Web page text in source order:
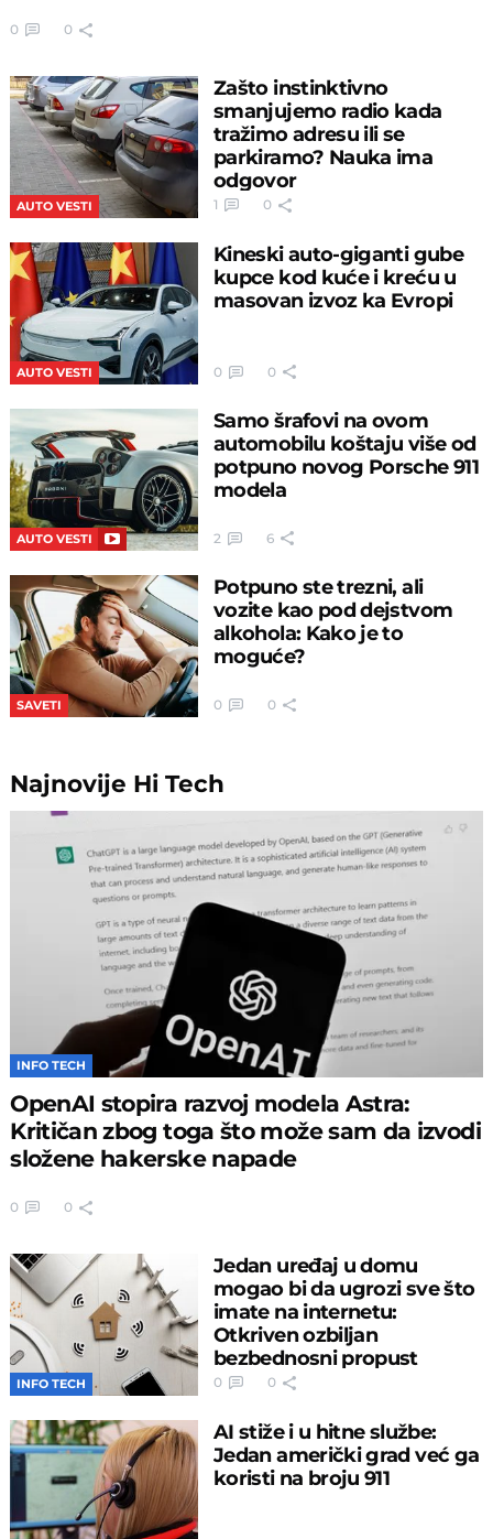
0 0
AUTO VESTI
Zašto instinktivno
smanjujemo radio kada
tražimo adresu ili se
parkiramo? Nauka ima
odgovor
1 0
AUTO VESTI
Kineski auto-giganti gube
kupce kod kuće i kreću u
masovan izvoz ka Evropi
0 0
AUTO VESTI
Samo šrafovi na ovom
automobilu koštaju više od
potpuno novog Porsche 911
modela
2 6
SAVETI
Potpuno ste trezni, ali
vozite kao pod dejstvom
alkohola: Kako je to
moguće?
0 0
Najnovije Hi Tech
INFO TECH
OpenAI stopira razvoj modela Astra:
Kritičan zbog toga što može sam da izvodi
složene hakerske napade
0 0
INFO TECH
Jedan uređaj u domu
mogao bi da ugrozi sve što
imate na internetu:
Otkriven ozbiljan
bezbednosni propust
0 0
AI stiže i u hitne službe:
Jedan američki grad već ga
koristi na broju 911